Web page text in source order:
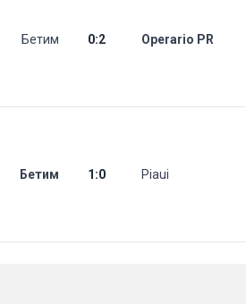
Бетим 0:2 Operario PR
Бетим 1:0 Piaui